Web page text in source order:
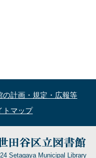
の計画・規定・広報等
トマップ
Setagaya Municipal Library